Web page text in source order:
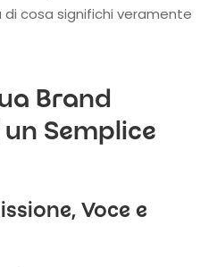
cosa significhi veramente
Brand
Semplice
Voce e